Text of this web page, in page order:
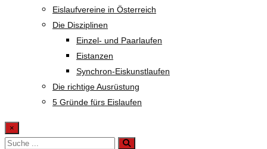
Eislaufvereine in Österreich
Die Disziplinen
Einzel- und Paarlaufen
Eistanzen
Synchron-Eiskunstlaufen
Die richtige Ausrüstung
5 Gründe fürs Eislaufen
×